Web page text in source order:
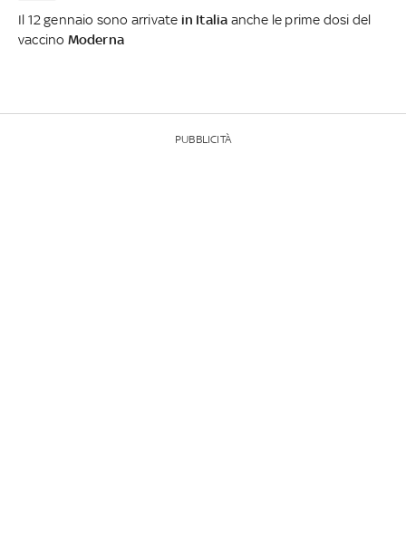
Il 12 gennaio sono arrivate in Italia anche le prime dosi del
vaccino Moderna
PUBBLICITÀ